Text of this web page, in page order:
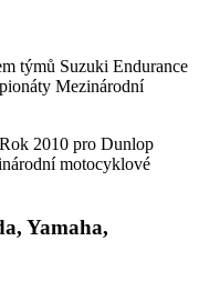
týmů Suzuki Endurance
Mezinárodní
2010 pro Dunlop
motocyklové
Yamaha,